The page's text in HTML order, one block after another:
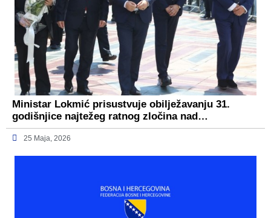
Ministar Lokmić prisustvuje obilježavanju 31.
godišnjice najtežeg ratnog zločina nad…
25 Maja, 2026